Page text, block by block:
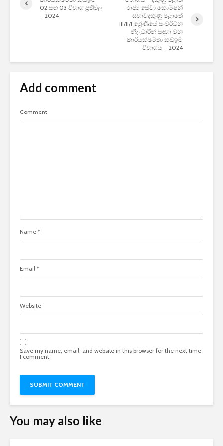
02 සහ 03 විභාග ප්‍රතිඵල
– 2024
රාජ්‍ය සේවා කොමිෂන්
සභාවදකුණු පළාතේ
III/II/I ශ්‍රේණියේ සංවර්ධන
නිලධාරීන් සඳහා වන
කාර්යක්ෂමතා කඩඉම්
විභාගය – 2024
Add comment
Comment
Name *
Email *
Website
Save my name, email, and website in this browser for the next time
I comment.
You may also like